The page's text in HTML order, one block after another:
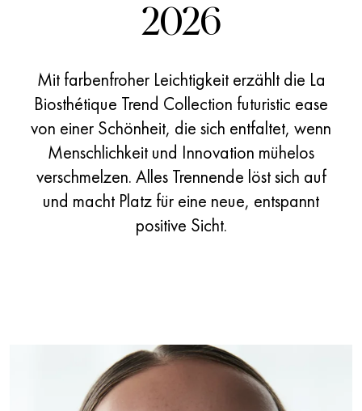
2026
Mit farbenfroher Leichtigkeit erzählt die La
Biosthétique Trend Collection futuristic ease
von einer Schönheit, die sich entfaltet, wenn
Menschlichkeit und Innovation mühelos
verschmelzen. Alles Trennende löst sich auf
und macht Platz für eine neue, entspannt
positive Sicht.